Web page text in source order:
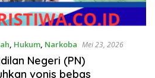
, Hukum, Narkoba Mei 23, 2026
Negeri (PN)
vonis bebas